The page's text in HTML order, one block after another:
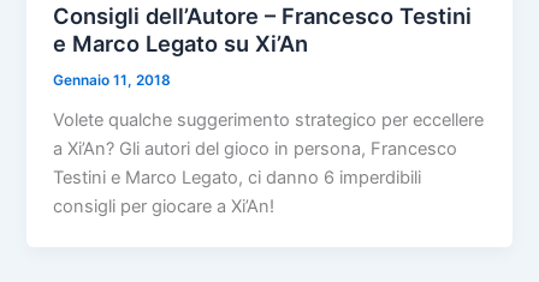
Consigli dell’Autore – Francesco Testini
e Marco Legato su Xi’An
Gennaio 11, 2018
Volete qualche suggerimento strategico per eccellere
a Xi’An? Gli autori del gioco in persona, Francesco
Testini e Marco Legato, ci danno 6 imperdibili
consigli per giocare a Xi’An!